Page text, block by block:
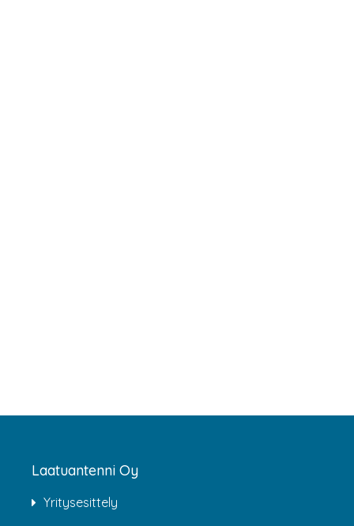
Laatuantenni Oy
Yritysesittely